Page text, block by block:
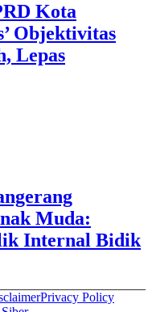
Kota
Objektivitas
Lepas
Muda:
Internal Bidik
Privacy Policy